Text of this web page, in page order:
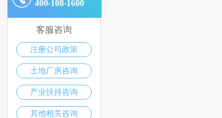
400-108-1600
客服咨询
注册公司政策
土地厂房咨询
产业扶持咨询
其他相关咨询